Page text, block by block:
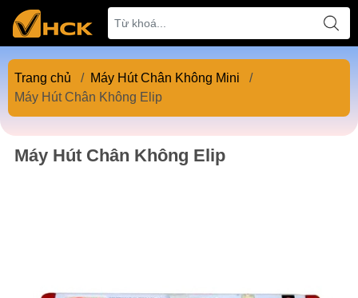
Trang chủ / Máy Hút Chân Không Mini
/
Máy Hút Chân Không Elip
Máy Hút Chân Không Elip